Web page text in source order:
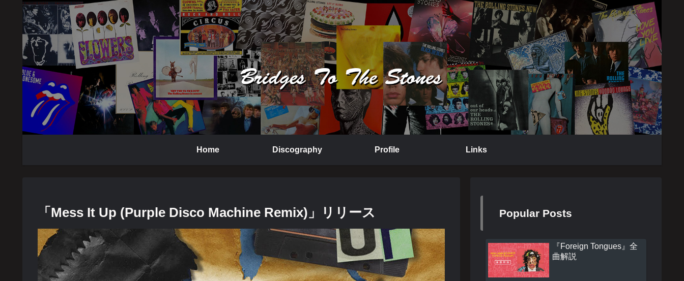
Home Discography Profile Links
「Mess It Up (Purple Disco Machine Remix)」リリース Popular Posts
『Foreign Tongues』全
曲解説